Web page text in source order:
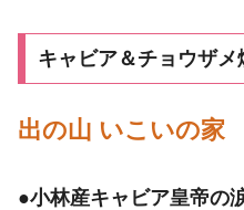
キャビア＆チョウザメ
出の山 いこいの家
●小林産キャビア皇帝の